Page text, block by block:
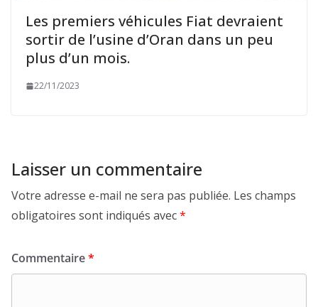
Les premiers véhicules Fiat devraient
sortir de l’usine d’Oran dans un peu
plus d’un mois.
22/11/2023
Laisser un commentaire
Votre adresse e-mail ne sera pas publiée. Les champs
obligatoires sont indiqués avec*
Commentaire*